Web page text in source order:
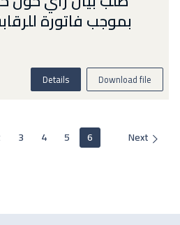
بموجب فاتورة
Details Download file
3 4 5 6 Next